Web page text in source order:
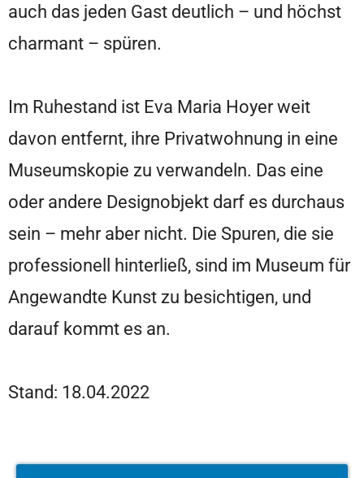
auch das jeden Gast deutlich – und höchst
charmant – spüren.
Im Ruhestand ist Eva Maria Hoyer weit
davon entfernt, ihre Privatwohnung in eine
Museumskopie zu verwandeln. Das eine
oder andere Designobjekt darf es durchaus
sein – mehr aber nicht. Die Spuren, die sie
professionell hinterließ, sind im Museum für
Angewandte Kunst zu besichtigen, und
darauf kommt es an.
Stand: 18.04.2022